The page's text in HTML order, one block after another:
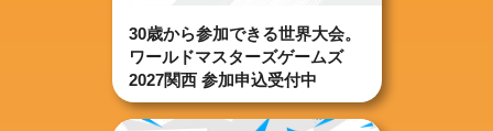
30歳から参加できる世界大会。
ワールドマスターズゲームズ
2027関西 参加申込受付中